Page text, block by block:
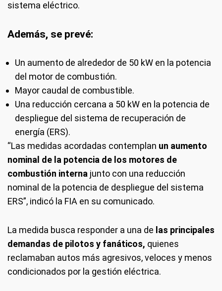
sistema eléctrico.
Además, se prevé:
Un aumento de alrededor de 50 kW en la potencia
del motor de combustión.
Mayor caudal de combustible.
Una reducción cercana a 50 kW en la potencia de
despliegue del sistema de recuperación de
energía (ERS).
“Las medidas acordadas contemplan un aumento
nominal de la potencia de los motores de
combustión interna junto con una reducción
nominal de la potencia de despliegue del sistema
ERS”, indicó la FIA en su comunicado.
La medida busca responder a una de las principales
demandas de pilotos y fanáticos, quienes
reclamaban autos más agresivos, veloces y menos
condicionados por la gestión eléctrica.